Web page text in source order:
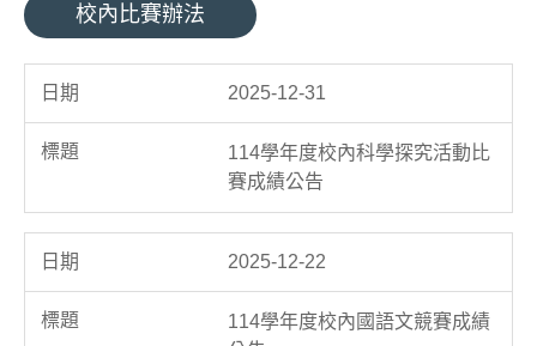
校內比賽辦法
2025-12-31
114學年度校內科學探究活動比
賽成績公告
2025-12-22
114學年度校內國語文競賽成績